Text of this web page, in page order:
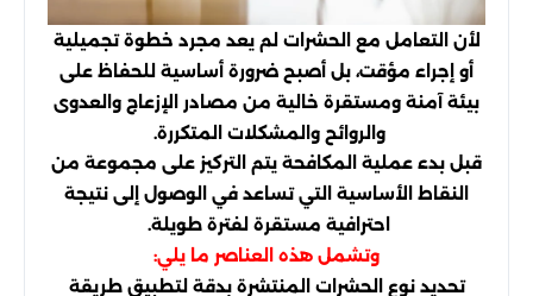
لأن التعامل مع الحشرات لم يعد مجرد خطوة تجميلية
أو إجراء مؤقت، بل أصبح ضرورة أساسية للحفاظ على
بيئة آمنة ومستقرة خالية من مصادر الإزعاج والعدوى
والروائح والمشكلات المتكررة.
قبل بدء عملية المكافحة يتم التركيز على مجموعة من
النقاط الأساسية التي تساعد في الوصول إلى نتيجة
احترافية مستقرة لفترة طويلة.
وتشمل هذه العناصر ما يلي:
تحديد نوع الحشرات المنتشرة بدقة لتطبيق طريقة